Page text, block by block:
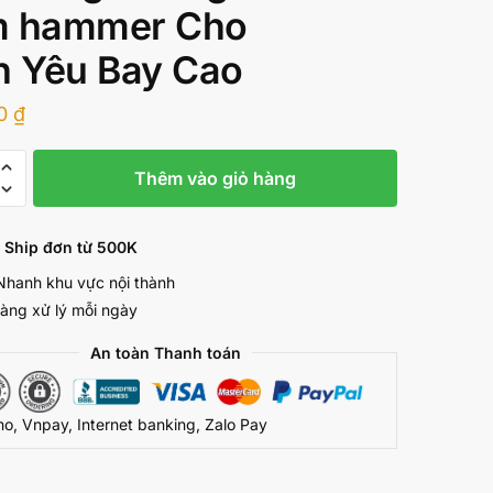
hammer Cho
Yêu Bay Cao
₫
Thêm vào giỏ hàng
Ship đơn từ 500K
khu vực nội thành
xử lý mỗi ngày
An toàn Thanh toán
Vnpay, Internet banking, Zalo Pay